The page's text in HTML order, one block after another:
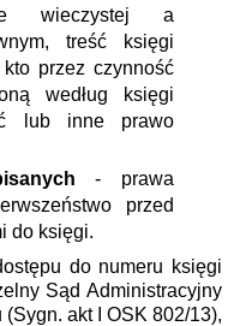
wieczystej a
treść księgi
przez czynność
według księgi
lub inne prawo
- prawa
przed
do księgi.
do numeru księgi
Sąd Administracyjny
(Sygn. akt I OSK 802/13),